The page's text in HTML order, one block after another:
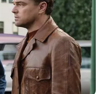
ήταν αρκετά για
τον παρέσυρε.
του τις
κύματα,
επιφάνεια, ενώ το